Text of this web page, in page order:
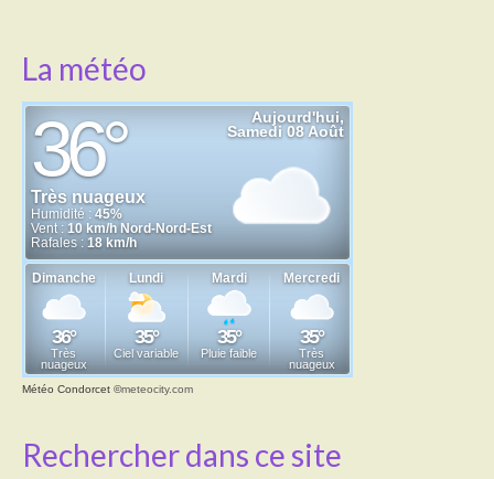
Correspondants de presse
LE BRULAGE DES VEGETAUX
DECHETS VERTS
La météo
Météo Condorcet ©meteocity.com
Rechercher dans ce site